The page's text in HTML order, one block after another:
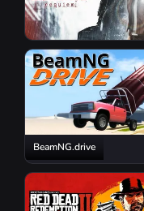
Resident Evil Requiem
BeamNG.drive